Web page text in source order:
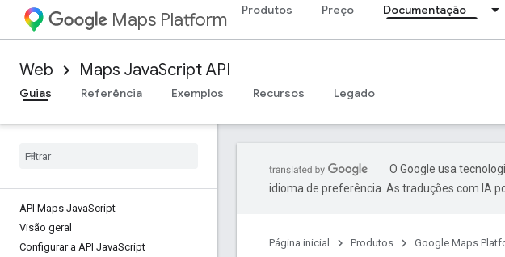
Maps Platform Produtos Preço Documentação
Web Maps JavaScript API
Guias
Referência Exemplos Recursos Legado
API Maps JavaScript
Visão geral
Configurar a API JavaScript
O Google usa
idioma de preferência. As traduções com IA
Página inicial Produtos Google Maps